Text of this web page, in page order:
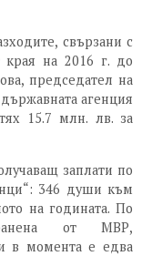
свързани с
края на 2016 г. до
председател на
агенция
15.7 млн. лв. за
заплати по
346 души към
на годината. По
от МВР,
в момента е едва